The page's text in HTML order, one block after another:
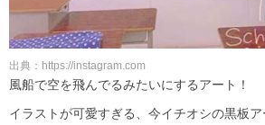
出典：https://instagram.com
風船で空を飛んでるみたいにするアート！
イラストが可愛すぎる、今イチオシの黒板ア